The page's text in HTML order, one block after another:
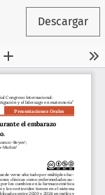
Descargar